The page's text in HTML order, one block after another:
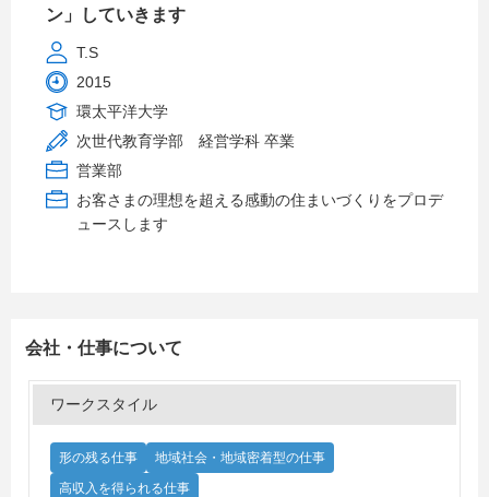
ン」していきます
T.S
2015
環太平洋大学
次世代教育学部 経営学科 卒業
営業部
お客さまの理想を超える感動の住まいづくりをプロデ
ュースします
会社・仕事について
ワークスタイル
形の残る仕事
地域社会・地域密着型の仕事
高収入を得られる仕事